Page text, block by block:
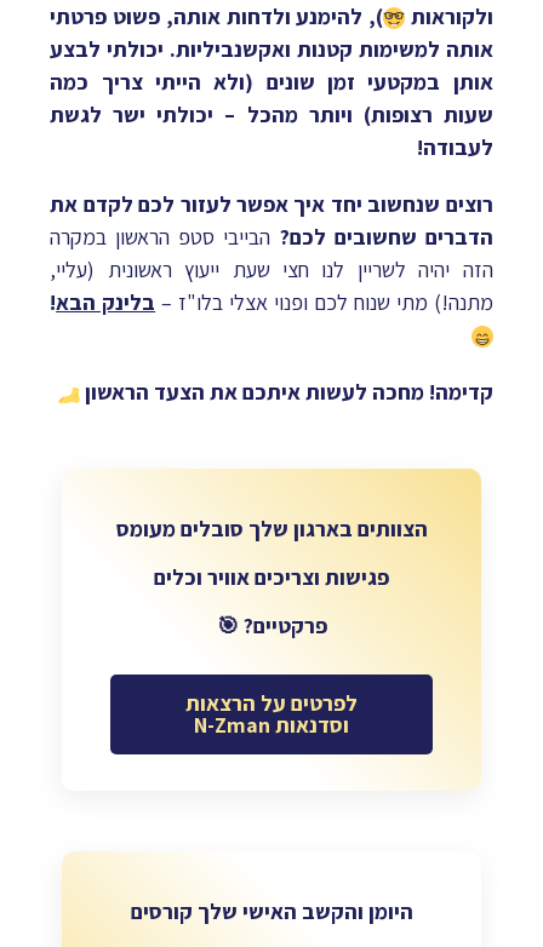
ולקוראות
), להימנע ולדחות אותה, פשוט פרטתי
אותה למשימות קטנות ואקשנביליות. יכולתי לבצע
אותן במקטעי זמן שונים (ולא הייתי צריך כמה
שעות רצופות) ויותר מהכל – יכולתי ישר לגשת
לעבודה!
רוצים שנחשוב יחד איך אפשר לעזור לכם לקדם את
הדברים שחשובים לכם? הבייבי סטפ הראשון במקרה
הזה יהיה לשריין לנו חצי שעת ייעוץ ראשונית (עליי,
מתנה!) מתי שנוח לכם ופנוי אצלי בלו"ז – בלינק הבא!
קדימה! מחכה לעשות איתכם את הצעד הראשון
הצוותים בארגון שלך סובלים מעומס
פגישות וצריכים אוויר וכלים
פרקטיים? 🎯
לפרטים על הרצאות
וסדנאות N-Zman
היומן והקשב האישי שלך קורסים